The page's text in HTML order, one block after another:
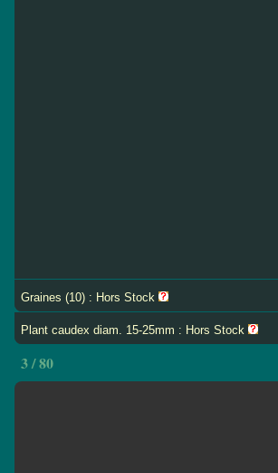
Graines (10) : Hors Stock
Plant caudex diam. 15-25mm : Hors Stock
3 / 80